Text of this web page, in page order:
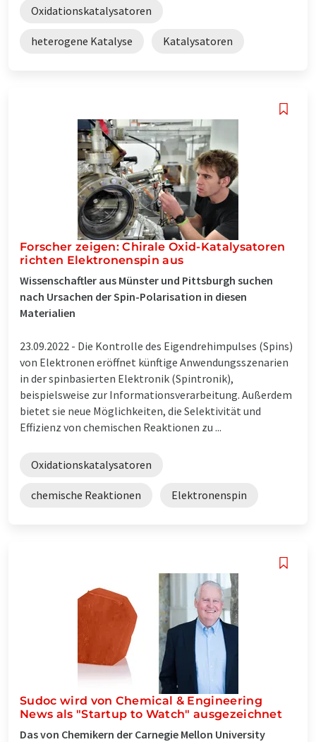
Oxidationskatalysatoren
heterogene Katalyse Katalysatoren
Forscher zeigen: Chirale Oxid-Katalysatoren
richten Elektronenspin aus
Wissenschaftler aus Münster und Pittsburgh suchen
nach Ursachen der Spin-Polarisation in diesen
Materialien
23.09.2022 - Die Kontrolle des Eigendrehimpulses (Spins)
von Elektronen eröffnet künftige Anwendungsszenarien
in der spinbasierten Elektronik (Spintronik),
beispielsweise zur Informationsverarbeitung. Außerdem
bietet sie neue Möglichkeiten, die Selektivität und
Effizienz von chemischen Reaktionen zu ...
Oxidationskatalysatoren
chemische Reaktionen Elektronenspin
Sudoc wird von Chemical & Engineering
News als "Startup to Watch" ausgezeichnet
Das von Chemikern der Carnegie Mellon University